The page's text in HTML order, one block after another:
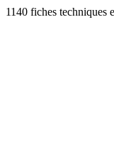
1140 fiches techniques